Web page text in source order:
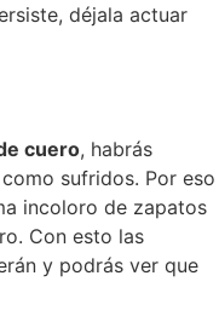
déjala actuar
cuero, habrás
sufridos. Por eso
incoloro de zapatos
Con esto las
y podrás ver que